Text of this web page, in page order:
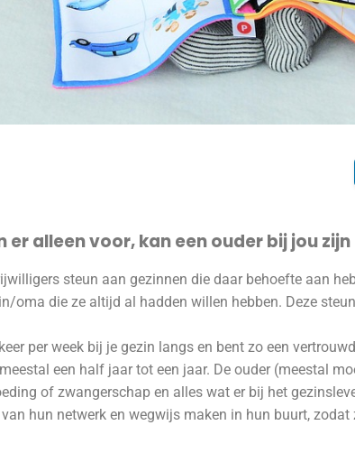
er alleen voor, kan een ouder bij jou
steun aan gezinnen die daar behoefte aan
oma die ze altijd al hadden willen hebben. Deze
per week bij je gezin langs en bent zo een
een half jaar tot een jaar. De ouder (meestal
of zwangerschap en alles wat er bij het
hun netwerk en wegwijs maken in hun buurt,